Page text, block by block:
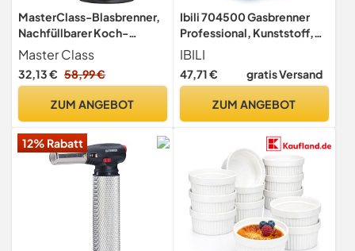
MasterClass-Blasbrenner,
Nachfüllbarer Koch-
Blasbrenner, einstellbare
Anti-Flare-Flamme,
rutschfestes
Master Class
32,13 € 58,99 €
ZUM ANGEBOT
Ibili 704500 Gasbrenner
Professional, Kunststoff,
schwarz/Silber/rot, 5 x 5 x
10 cm
IBILI
47,71 € gratis Versand
ZUM ANGEBOT
12% Rabatt